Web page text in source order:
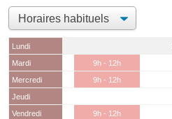
Lundi
Mardi
9h - 12h
Mercredi
9h - 12h
Jeudi
Vendredi
9h - 12h